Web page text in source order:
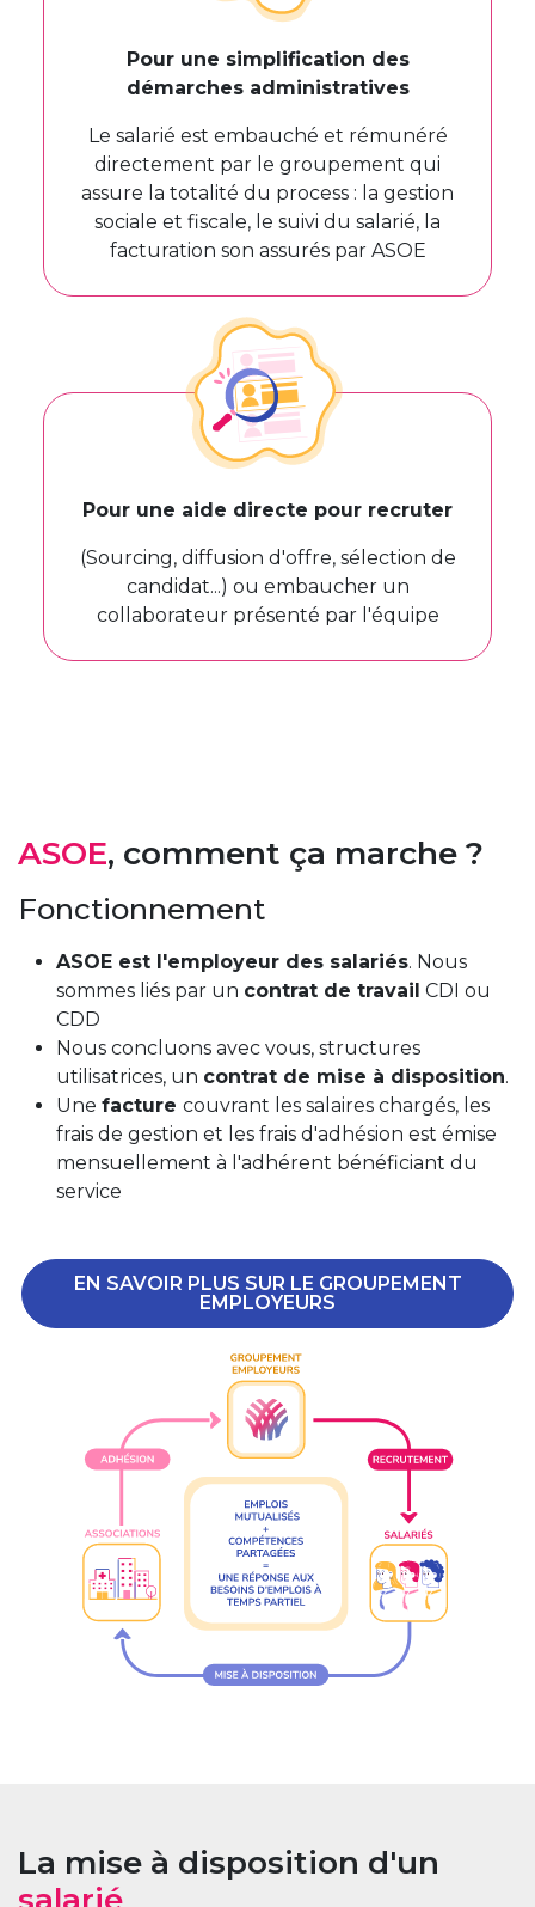
Pour une simplification des
démarches administratives
Le salarié est embauché et rémunéré
directement par le groupement qui
assure la totalité du process : la gestion
sociale et fiscale, le suivi du salarié, la
facturation son assurés par ASOE
Pour une aide directe pour recruter
(Sourcing, diffusion d'offre, sélection de
candidat...) ou embaucher un
collaborateur présenté par l'équipe
ASOE, comment ça marche ?
Fonctionnement
ASOE est l'employeur des salariés. Nous
sommes liés par un contrat de travail CDI ou
CDD
Nous concluons avec vous, structures
utilisatrices, un contrat de mise à disposition.
Une facture couvrant les salaires chargés, les
frais de gestion et les frais d'adhésion est émise
mensuellement à l'adhérent bénéficiant du
service
EN SAVOIR PLUS SUR LE GROUPEMENT
EMPLOYEURS
La mise à disposition d'un